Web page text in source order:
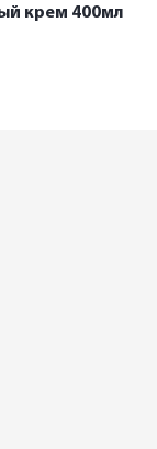
крем 400мл